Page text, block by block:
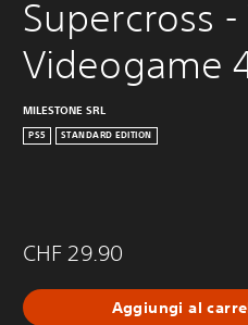
Supercross
Videogame
MILESTONE SRL
PS5 STANDARD EDITION
CHF 29.90
Aggiungi al